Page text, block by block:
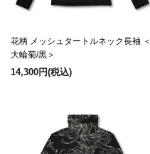
花柄 メッシュタートルネック長袖 ＜
大輪菊/黒＞
14,300円(税込)